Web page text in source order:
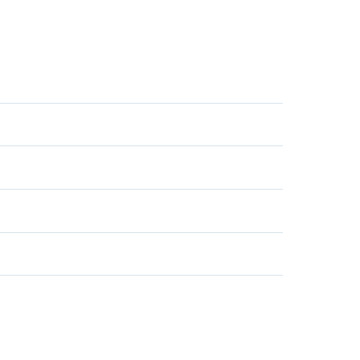
делают его еще более
королева Речи Посполитой Бона Сфорца
превратился в крупный торговый и
как
нарядов, обрядов и обычаев. Музей
музей хлеба. Во время экскурсии по
можно посещением магазина «Горячий
производством копченых